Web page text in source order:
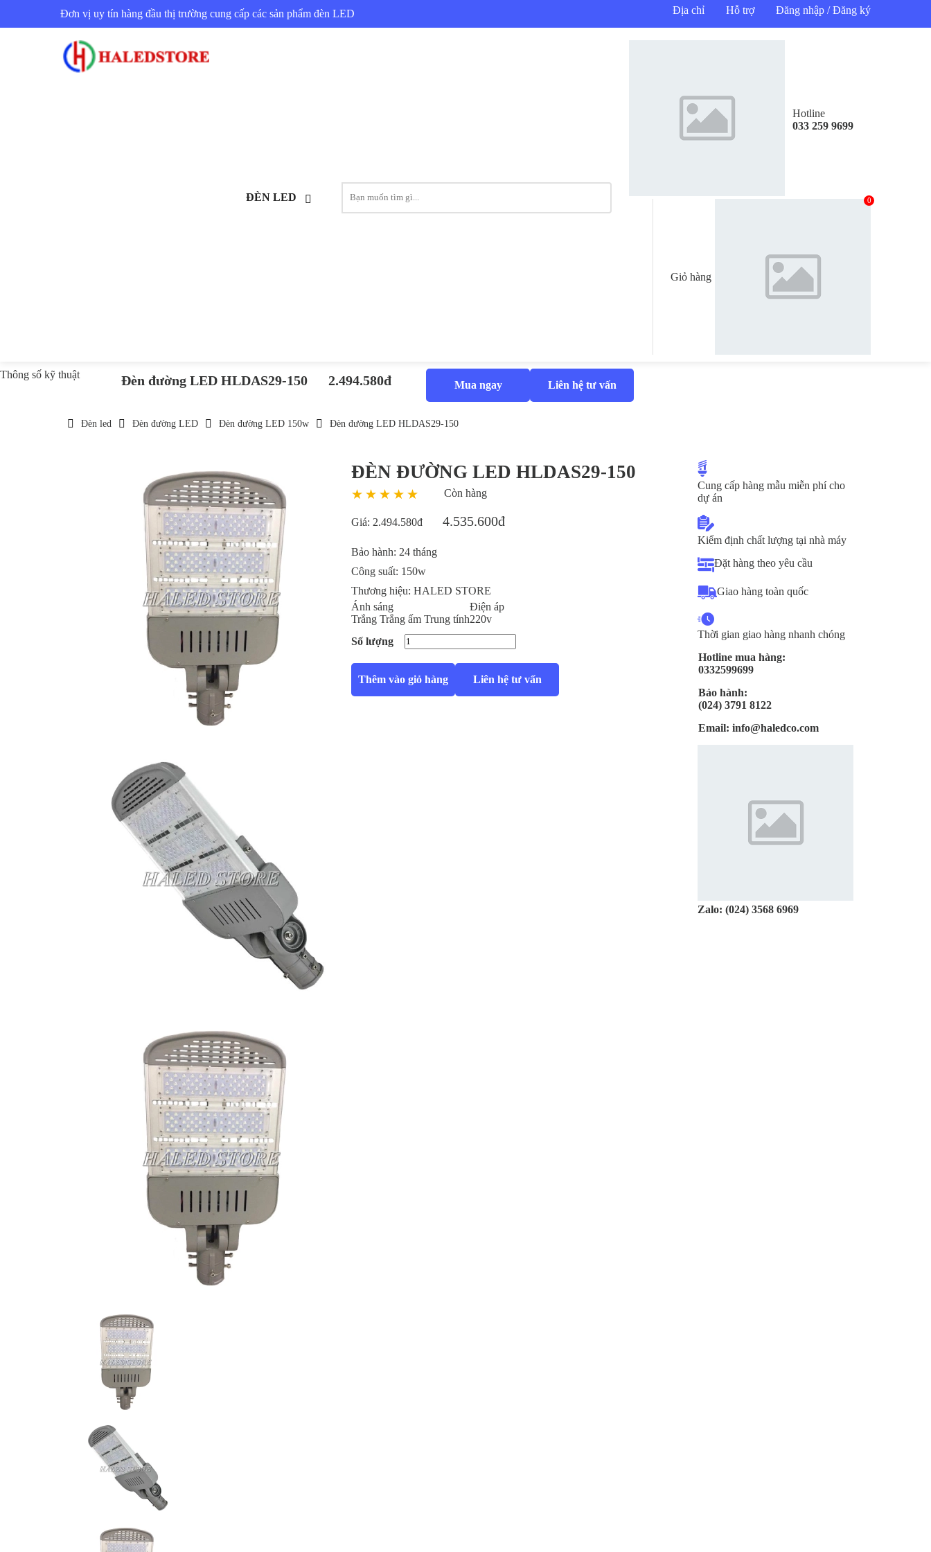
Đơn vị uy tín hàng đầu thị trường cung cấp các sản phẩm đèn LED Địa chỉ Hỗ trợ Đăng nhập / Đăng ký
ĐÈN LED
Hotline
033 259 9699
Giỏ hàng
0
Thông số kỹ thuật Đèn đường LED HLDAS29-150 2.494.580đ Mua ngay Liên hệ tư vấn
Đèn led Đèn đường LED Đèn đường LED 150w Đèn đường LED HLDAS29-150
ĐÈN ĐƯỜNG LED HLDAS29-150
Còn hàng
Giá: 2.494.580đ 4.535.600đ
Bảo hành: 24 tháng
Công suất: 150w
Thương hiệu: HALED STORE
Ánh sáng
Trắng Trắng ấm Trung tính
Điện áp
220v
Số lượng
Thêm vào giỏ hàng Liên hệ tư vấn
Cung cấp hàng mẫu miễn phí cho
dự án
Kiểm định chất lượng tại nhà máy
Đặt hàng theo yêu cầu
Giao hàng toàn quốc
Thời gian giao hàng nhanh chóng
Hotline mua hàng:
0332599699
Bảo hành:
(024) 3791 8122
Email: info@haledco.com
Zalo: (024) 3568 6969